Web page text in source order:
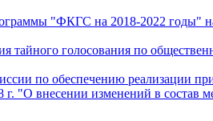
"ФКГС на 2018-2022 годы"
тайного голосования по
по обеспечению реализации
"О внесении изменений в состав